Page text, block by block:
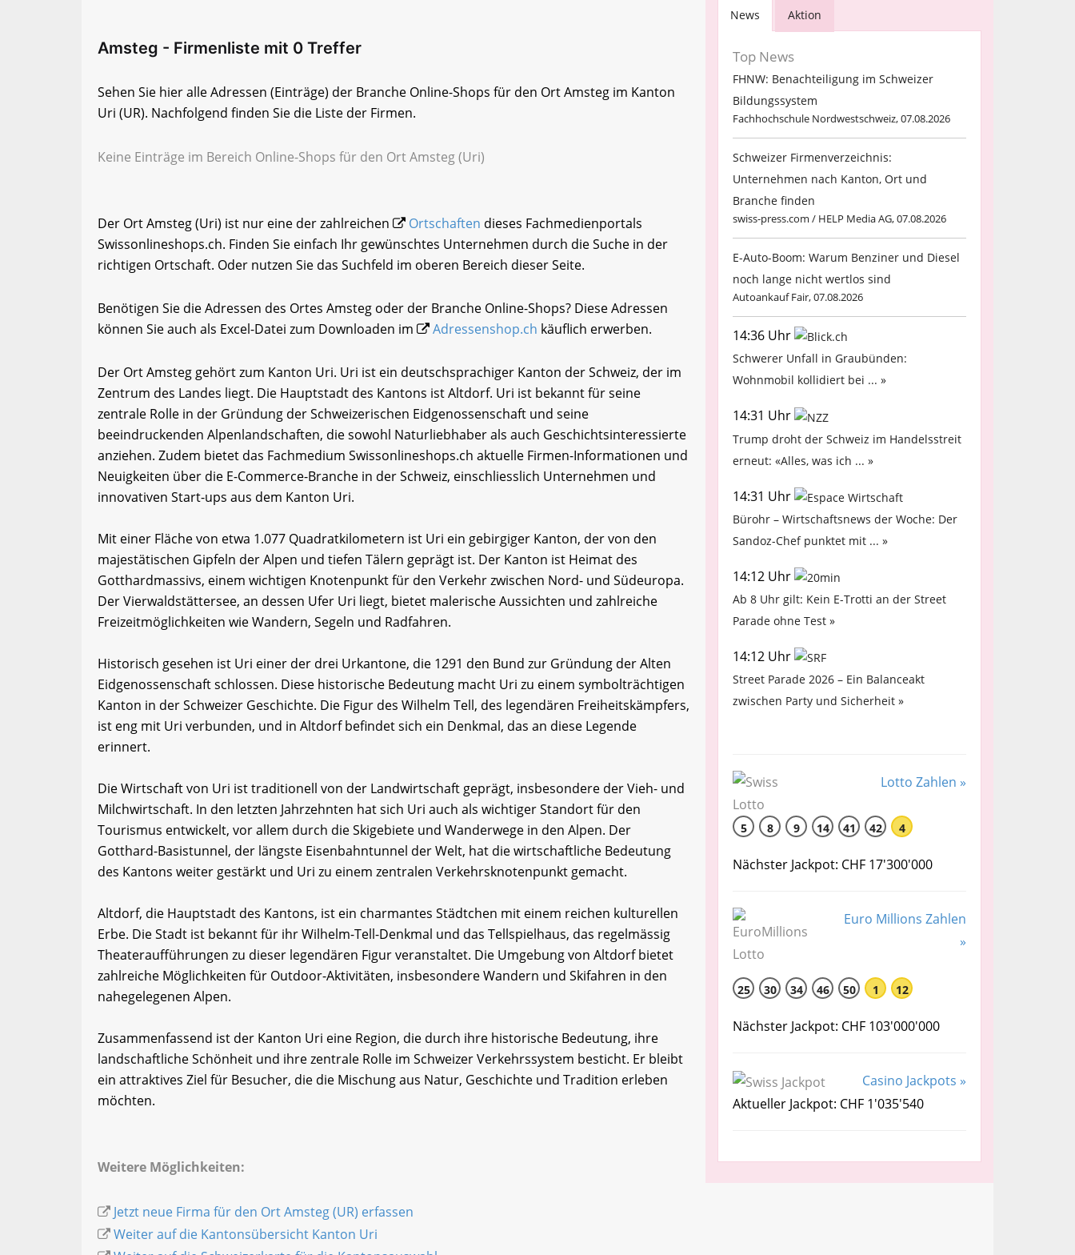
Amsteg - Firmenliste mit 0 Treffer
Sehen Sie hier alle Adressen (Einträge) der Branche Online-Shops für den Ort Amsteg im Kanton
Uri (UR). Nachfolgend finden Sie die Liste der Firmen.
Keine Einträge im Bereich Online-Shops für den Ort Amsteg (Uri)
Der Ort Amsteg (Uri) ist nur eine der zahlreichen Ortschaften dieses Fachmedienportals
Swissonlineshops.ch. Finden Sie einfach Ihr gewünschtes Unternehmen durch die Suche in der
richtigen Ortschaft. Oder nutzen Sie das Suchfeld im oberen Bereich dieser Seite.
Benötigen Sie die Adressen des Ortes Amsteg oder der Branche Online-Shops? Diese Adressen
können Sie auch als Excel-Datei zum Downloaden im
Adressenshop.ch käuflich erwerben.
Der Ort Amsteg gehört zum Kanton Uri. Uri ist ein deutschsprachiger Kanton der Schweiz, der im
Zentrum des Landes liegt. Die Hauptstadt des Kantons ist Altdorf. Uri ist bekannt für seine
zentrale Rolle in der Gründung der Schweizerischen Eidgenossenschaft und seine
beeindruckenden Alpenlandschaften, die sowohl Naturliebhaber als auch Geschichtsinteressierte
anziehen. Zudem bietet das Fachmedium Swissonlineshops.ch aktuelle Firmen-Informationen und
Neuigkeiten über die E-Commerce-Branche in der Schweiz, einschliesslich Unternehmen und
innovativen Start-ups aus dem Kanton Uri.
Mit einer Fläche von etwa 1.077 Quadratkilometern ist Uri ein gebirgiger Kanton, der von den
majestätischen Gipfeln der Alpen und tiefen Tälern geprägt ist. Der Kanton ist Heimat des
Gotthardmassivs, einem wichtigen Knotenpunkt für den Verkehr zwischen Nord- und Südeuropa.
Der Vierwaldstättersee, an dessen Ufer Uri liegt, bietet malerische Aussichten und zahlreiche
Freizeitmöglichkeiten wie Wandern, Segeln und Radfahren.
Historisch gesehen ist Uri einer der drei Urkantone, die 1291 den Bund zur Gründung der Alten
Eidgenossenschaft schlossen. Diese historische Bedeutung macht Uri zu einem symbolträchtigen
Kanton in der Schweizer Geschichte. Die Figur des Wilhelm Tell, des legendären Freiheitskämpfers,
ist eng mit Uri verbunden, und in Altdorf befindet sich ein Denkmal, das an diese Legende
erinnert.
Die Wirtschaft von Uri ist traditionell von der Landwirtschaft geprägt, insbesondere der Vieh- und
Milchwirtschaft. In den letzten Jahrzehnten hat sich Uri auch als wichtiger Standort für den
Tourismus entwickelt, vor allem durch die Skigebiete und Wanderwege in den Alpen. Der
Gotthard-Basistunnel, der längste Eisenbahntunnel der Welt, hat die wirtschaftliche Bedeutung
des Kantons weiter gestärkt und Uri zu einem zentralen Verkehrsknotenpunkt gemacht.
Altdorf, die Hauptstadt des Kantons, ist ein charmantes Städtchen mit einem reichen kulturellen
Erbe. Die Stadt ist bekannt für ihr Wilhelm-Tell-Denkmal und das Tellspielhaus, das regelmässig
Theateraufführungen zu dieser legendären Figur veranstaltet. Die Umgebung von Altdorf bietet
zahlreiche Möglichkeiten für Outdoor-Aktivitäten, insbesondere Wandern und Skifahren in den
nahegelegenen Alpen.
Zusammenfassend ist der Kanton Uri eine Region, die durch ihre historische Bedeutung, ihre
landschaftliche Schönheit und ihre zentrale Rolle im Schweizer Verkehrssystem besticht. Er bleibt
ein attraktives Ziel für Besucher, die die Mischung aus Natur, Geschichte und Tradition erleben
möchten.
Weitere Möglichkeiten:
Jetzt neue Firma für den Ort Amsteg (UR) erfassen
Weiter auf die Kantonsübersicht Kanton Uri
News Aktion
Top News
FHNW: Benachteiligung im Schweizer
Bildungssystem
Fachhochschule Nordwestschweiz, 07.08.2026
Schweizer Firmenverzeichnis:
Unternehmen nach Kanton, Ort und
Branche finden
swiss-press.com / HELP Media AG, 07.08.2026
E-Auto-Boom: Warum Benziner und Diesel
noch lange nicht wertlos sind
Autoankauf Fair, 07.08.2026
14:36 Uhr
Schwerer Unfall in Graubünden:
Wohnmobil kollidiert bei ... »
14:31 Uhr
Trump droht der Schweiz im Handelsstreit
erneut: «Alles, was ich ... »
14:31 Uhr
Bürohr – Wirtschaftsnews der Woche: Der
Sandoz-Chef punktet mit ... »
14:12 Uhr
Ab 8 Uhr gilt: Kein E-Trotti an der Street
Parade ohne Test »
14:12 Uhr
Street Parade 2026 – Ein Balanceakt
zwischen Party und Sicherheit »
Lotto Zahlen »
5 8 9 14 41 42 4
Nächster Jackpot: CHF 17'300'000
Euro Millions Zahlen
»
25 30 34 46 50 1 12
Nächster Jackpot: CHF 103'000'000
Casino Jackpots »
Aktueller Jackpot: CHF 1'035'540